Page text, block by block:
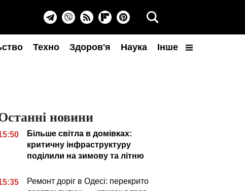
Техно Здоров'я Наука Інше
новини
Більше світла в домівках:
критичну інфраструктуру
поділили на зимову та літню
Ремонт доріг в Одесі: перекрито